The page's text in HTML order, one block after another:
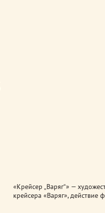
«Крейсер „Варяг“» —
крейсера «Варяг»,